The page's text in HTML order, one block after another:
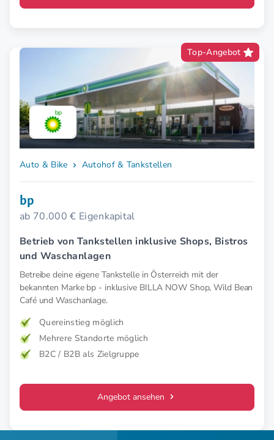
Top-Angebot
Auto & Bike Autohof & Tankstellen
bp
ab 70.000 € Eigenkapital
Betrieb von Tankstellen inklusive Shops, Bistros
und Waschanlagen
Betreibe deine eigene Tankstelle in Österreich mit der
bekannten Marke bp - inklusive BILLA NOW Shop, Wild Bean
Café und Waschanlage.
Quereinstieg möglich
Mehrere Standorte möglich
B2C / B2B als Zielgruppe
Angebot ansehen